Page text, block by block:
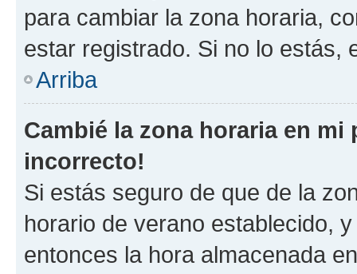
para cambiar la zona horaria,
estar registrado. Si no lo estás,
Arriba
Cambié la zona horaria en
incorrecto!
Si estás seguro de que de la
horario de verano establecido,
entonces la hora almacenada